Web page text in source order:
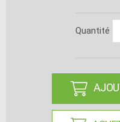
Quantité